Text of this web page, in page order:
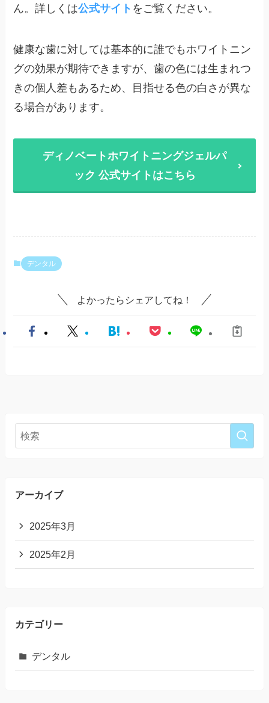
ん。詳しくは公式サイト をご覧ください。
健康な歯に対しては基本的に誰でもホワイトニン
グの効果が期待できますが、歯の色には生まれつ
きの個人差もあるため、目指せる色の白さが異な
る場合があります。
ディノベートホワイトニングジェルパ
ック 公式サイトはこちら
デンタル
よかったらシェアしてね！
アーカイブ
2025年3月
2025年2月
カテゴリー
デンタル